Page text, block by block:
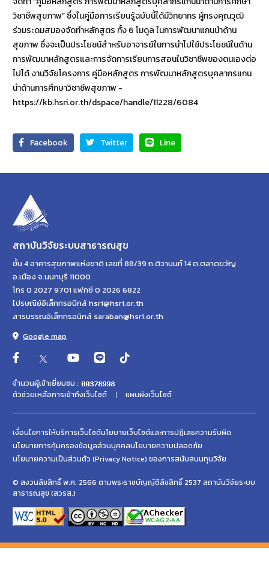
วิชาชีพสุขภาพ” ซึ่งในคู่มือการเรียนรู้ฉบับนี้ได้มีวิทยากร ผู้ทรงคุณวุฒิ
ร่วมระดมสมองจัดทำหลักสูตร ทั้ง 6 โมดูล ในการพัฒนาแกนนำด้าน
สุขภาพ ซึ่งจะเป็นประโยชน์สำหรับอาจารย์ในการนำไปใช้ประโยชน์ในด้าน
การพัฒนาหลักสูตรและการจัดการเรียนการสอนในวิชาชีพของตนเองต่อ
ไปได้ งานวิจัยโครงการ คู่มือหลักสูตร การพัฒนาหลักสูตรบุคลากรแกน
นำด้านการศึกษาวิชาชีพสุขภาพ -
https://kb.hsri.or.th/dspace/handle/11228/6084
Facebook Twitter Line
สถาบันวิจัยระบบสาธารณสุข
ชั้น 4 อาคารสุขภาพแห่งชาติ เลขที่ 88/39 ถ.ติวานนท์ 14 ต.ตลาดขวัญ
อ.เมือง จ.นนทบุรี 11000
โทร 0 2027 9701 แฟกซ์ 0 2026 6822
ไปรษณีย์อิเล็กทรอนิกส์ hsri@hsri.or.th
สารบรรณอิเล็กทรอนิกส์ saraban@hsri.or.th
Google map
จำนวนผู้เข้าเยี่ยมชม :
ตัวช่วยเหลือการเข้าถึงเว็บไซต์
แผนผังเว็บไซต์
เงื่อนไขการให้บริการเว็บไซต์นโยบายเว็บไซต์และการปฏิเสธความรับผิด
นโยบายการคุ้มครองข้อมูลส่วนบุคคลนโยบายความปลอดภัย
นโยบายความเป็นส่วนตัว (Privacy Notice) ของการสนับสนนทุนวิจัย
© สงวนลิขสิทธิ์ พ.ศ. 2566 ตามพระราชบัญญัติลิขสิทธิ์ 2537 สถาบันวิจัยระบบ
สาธารณสุข (สวรส.)